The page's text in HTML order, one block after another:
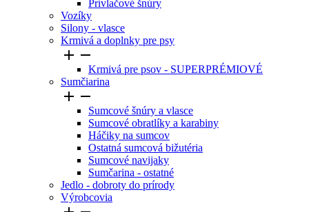
Prívlačové šnúry
Vozíky
Silony - vlasce
Krmivá a doplnky pre psy
 
Krmivá pre psov - SUPERPRÉMIOVÉ
Sumčiarina
 
Sumcové šnúry a vlasce
Sumcové obratlíky a karabiny
Háčiky na sumcov
Ostatná sumcová bižutéria
Sumcové navijaky
Sumčarina - ostatné
Jedlo - dobroty do prírody
Výrobcovia